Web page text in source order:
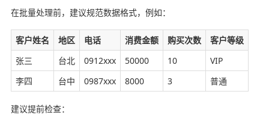
在批量处理前，建议规范数据格式，例如：
客户姓名 地区 电话 消费金额 购买次数
客户等级
张三
台北 0912xxx 50000 10
VIP
李四
台中 0987xxx 8000 3 普通
建议提前检查：